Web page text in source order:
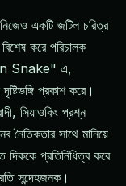
নিজেও একটি জটিল চরিত্র
করে পরিচালক
Snake" এ,
প্রকাশ করে।
সিয়াওকিং প্রশ্ন
নৈতিকতার সাথে মানিয়ে
দিককে প্রতিনিধিত্ব করে
সন্দেহজনক।